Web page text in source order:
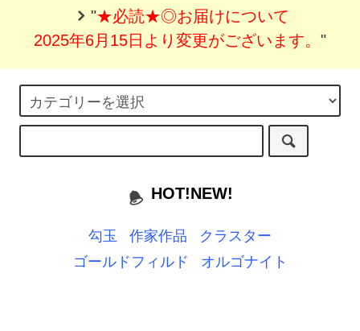
"★必読★◎お届けについて
2025年6月15日より変更がございます。 "
HOT!NEW!
勾玉 作家作品
クラスター
ゴールドフィルド
オルゴナイト